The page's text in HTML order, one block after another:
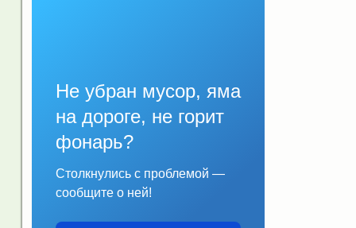
Не убран мусор, яма
на дороге, не горит
фонарь?
Столкнулись с проблемой —
сообщите о ней!